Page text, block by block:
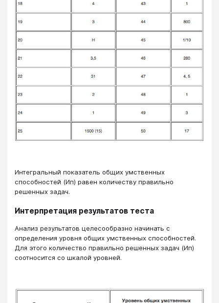
Интегральный показатель общих умственных
способностей (Ип) равен количеству правильно
решенных задач.
Интерпретация результатов теста
Анализ результатов целесообразно начинать с
определения уровня общих умственных способностей.
Для этого количество правильно решенных задач (Ип)
соотносится со шкалой уровней.